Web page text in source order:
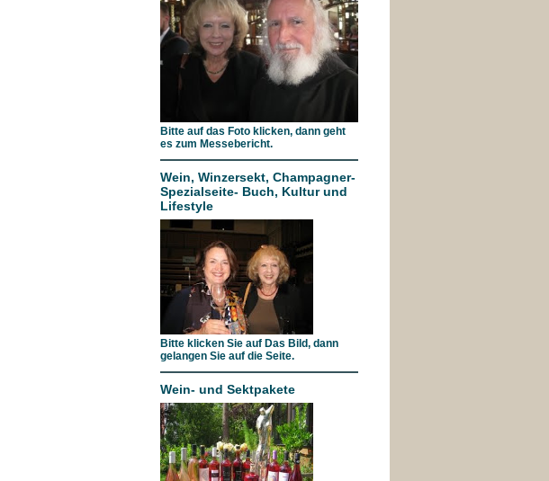
Bitte auf das Foto klicken, dann geht
es zum Messebericht.
Wein, Winzersekt, Champagner-
Spezialseite- Buch, Kultur und
Lifestyle
Bitte klicken Sie auf Das Bild, dann
gelangen Sie auf die Seite.
Wein- und Sektpakete